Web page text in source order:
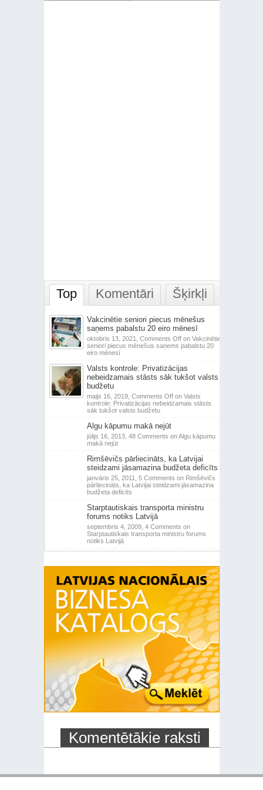
Top Komentāri Šķirkļi
Vakcinētie seniori piecus mēnešus
saņems pabalstu 20 eiro mēnesī
oktobris 13, 2021, Comments Offon Vakcinētie
seniori piecus mēnešus saņems pabalstu 20
eiro mēnesī
Valsts kontrole: Privatizācijas
nebeidzamais stāsts sāk tukšot valsts
budžetu
maijs 16, 2019, Comments Offon Valsts
kontrole: Privatizācijas nebeidzamais stāsts
sāk tukšot valsts budžetu
Algu kāpumu makā nejūt
jūlijs 16, 2013, 48 Comments on Algu kāpumu
makā nejūt
Rimšēvičs pārliecināts, ka Latvijai
steidzami jāsamazina budžeta deficīts
janvāris 25, 2011, 5 Comments on Rimšēvičs
pārliecināts, ka Latvijai steidzami jāsamazina
budžeta deficīts
Starptautiskais transporta ministru
forums notiks Latvijā
septembris 4, 2009, 4 Comments on
Starptautiskais transporta ministru forums
notiks Latvijā
Komentētākie raksti